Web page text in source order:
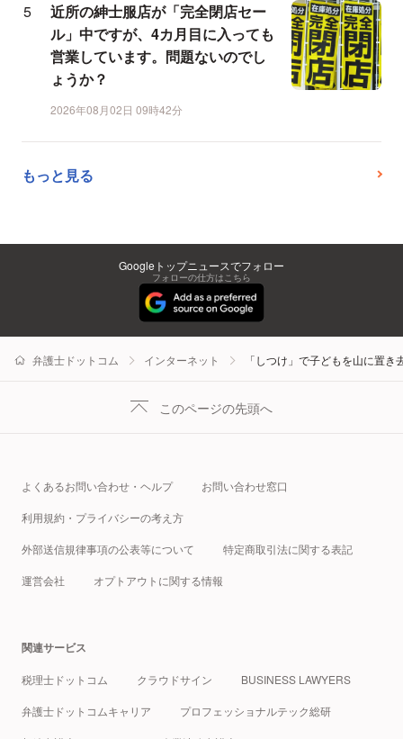
近所の紳士服店が「完全閉店セー
ル」中ですが、4カ月目に入っても
営業しています。問題ないのでし
ょうか？
2026年08月02日 09時42分
もっと見る
Googleトップニュースでフォロー
フォローの仕方はこちら
弁護士ドットコム インターネット 「しつけ」で子どもを山に置
このページの先頭へ
よくあるお問い合わせ・ヘルプ お問い合わせ窓口
利用規約・プライバシーの考え方
外部送信規律事項の公表等について 特定商取引法に関する表記
運営会社 オプトアウトに関する情報
関連サービス
税理士ドットコム クラウドサイン BUSINESS LAWYERS
弁護士ドットコムキャリア プロフェッショナルテック総研